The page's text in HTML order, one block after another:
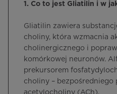
1. Co to jest Gliatilin i w
Gliatilin zawiera
choliny, która wzmacnia
cholinergicznego i
komórkowej neuronów.
prekursorem
choliny – bezpośredniego
acetylocholiny (ACh).